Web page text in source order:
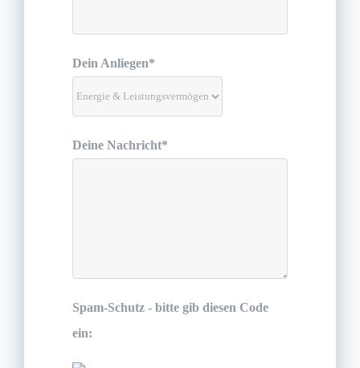
Dein Anliegen*
Deine Nachricht*
Spam-Schutz - bitte gib diesen Code
ein: